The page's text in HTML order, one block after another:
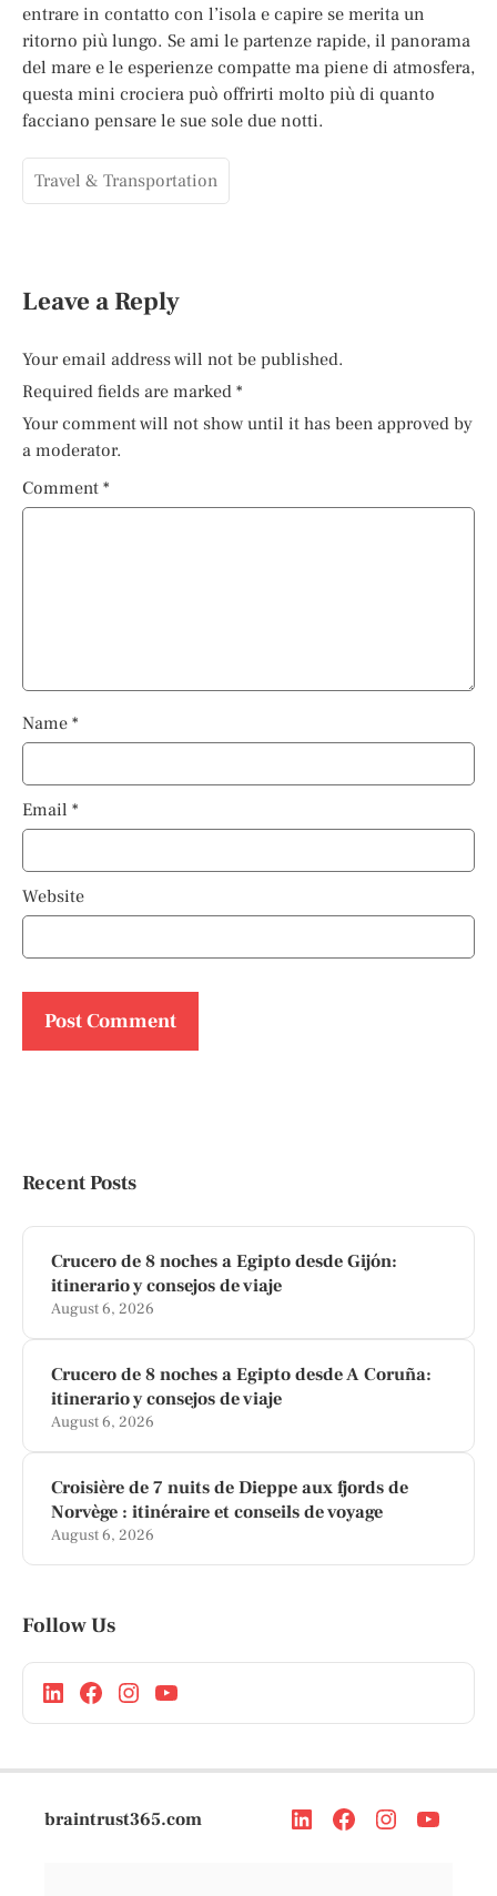
entrare in contatto con l’isola e capire se merita un
ritorno più lungo. Se ami le partenze rapide, il panorama
del mare e le esperienze compatte ma piene di atmosfera,
questa mini crociera può offrirti molto più di quanto
facciano pensare le sue sole due notti.
Travel & Transportation
Leave a Reply
Your email address will not be published.
Required fields are marked *
Your comment will not show until it has been approved by
a moderator.
Comment *
Name *
Email *
Website
Recent Posts
Crucero de 8 noches a Egipto desde Gijón:
itinerario y consejos de viaje
August 6, 2026
Crucero de 8 noches a Egipto desde A Coruña:
itinerario y consejos de viaje
August 6, 2026
Croisière de 7 nuits de Dieppe aux fjords de
Norvège : itinéraire et conseils de voyage
August 6, 2026
Follow Us
braintrust365.com